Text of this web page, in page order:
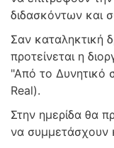
διδασκόντων και
Σαν καταληκτική
προτείνεται η
"Από το Δυνητικό
Real).
Στην ημερίδα θα
να συμμετάσχουν